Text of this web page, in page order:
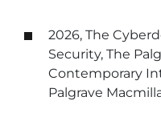
2026, The
Security, The
Contemporary
Palgrave